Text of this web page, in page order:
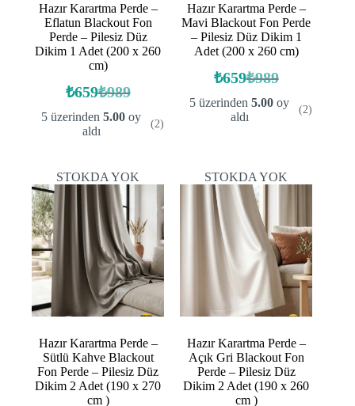
Hazır Karartma Perde –
Eflatun Blackout Fon
Perde – Pilesiz Düz
Dikim 1 Adet (200 x 260
cm)
₺989
Orijinal
fiyat:
₺989.
₺659Şu
andaki
fiyat:
5 üzerinden5.00 oy
aldı
(2)
Hazır Karartma Perde –
Mavi Blackout Fon Perde
– Pilesiz Düz Dikim 1
Adet (200 x 260 cm)
₺989
Orijinal
fiyat:
₺989.
₺659Şu
andaki
fiyat:
5 üzerinden5.00 oy
aldı
(2)
STOKDA YOK
Hazır Karartma Perde –
Sütlü Kahve Blackout
Fon Perde – Pilesiz Düz
Dikim 2 Adet (190 x 270
cm )
STOKDA YOK
Hazır Karartma Perde –
Açık Gri Blackout Fon
Perde – Pilesiz Düz
Dikim 2 Adet (190 x 260
cm )